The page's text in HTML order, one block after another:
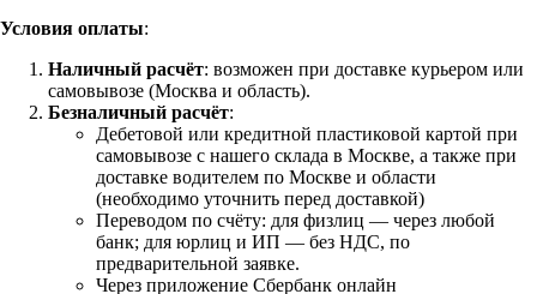
Условия оплаты:
Наличный расчёт: возможен при доставке курьером или
самовывозе (Москва и область).
Безналичный расчёт:
Дебетовой или кредитной пластиковой картой при
самовывозе с нашего склада в Москве, а также при
доставке водителем по Москве и области
(необходимо уточнить перед доставкой)
Переводом по счёту: для физлиц — через любой
банк; для юрлиц и ИП — без НДС, по
предварительной заявке.
Через приложение Сбербанк онлайн